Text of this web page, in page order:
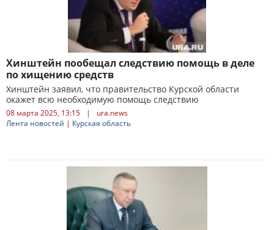
Хинштейн пообещал следствию помощь в деле
по хищению средств
Хинштейн заявил, что правительство Курской области
окажет всю необходимую помощь следствию
08 марта 2025, 13:15 |
ura.news
Лента новостей | Курская область